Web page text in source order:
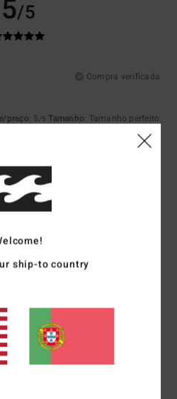
5/5
Compra verificada
preço: 5 /5 Tamanho: Tamanho perfeito
5/5
muito bonita
produto
5 /5
ship-to country